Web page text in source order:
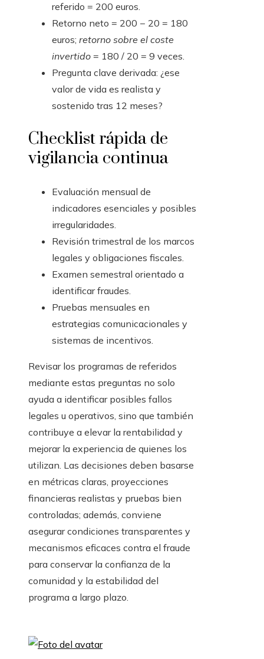
referido = 200 euros.
Retorno neto = 200 − 20 = 180
euros; retorno sobre el coste
invertido = 180 / 20 = 9 veces.
Pregunta clave derivada: ¿ese
valor de vida es realista y
sostenido tras 12 meses?
Checklist rápida de
vigilancia continua
Evaluación mensual de
indicadores esenciales y posibles
irregularidades.
Revisión trimestral de los marcos
legales y obligaciones fiscales.
Examen semestral orientado a
identificar fraudes.
Pruebas mensuales en
estrategias comunicacionales y
sistemas de incentivos.
Revisar los programas de referidos
mediante estas preguntas no solo
ayuda a identificar posibles fallos
legales u operativos, sino que también
contribuye a elevar la rentabilidad y
mejorar la experiencia de quienes los
utilizan. Las decisiones deben basarse
en métricas claras, proyecciones
financieras realistas y pruebas bien
controladas; además, conviene
asegurar condiciones transparentes y
mecanismos eficaces contra el fraude
para conservar la confianza de la
comunidad y la estabilidad del
programa a largo plazo.